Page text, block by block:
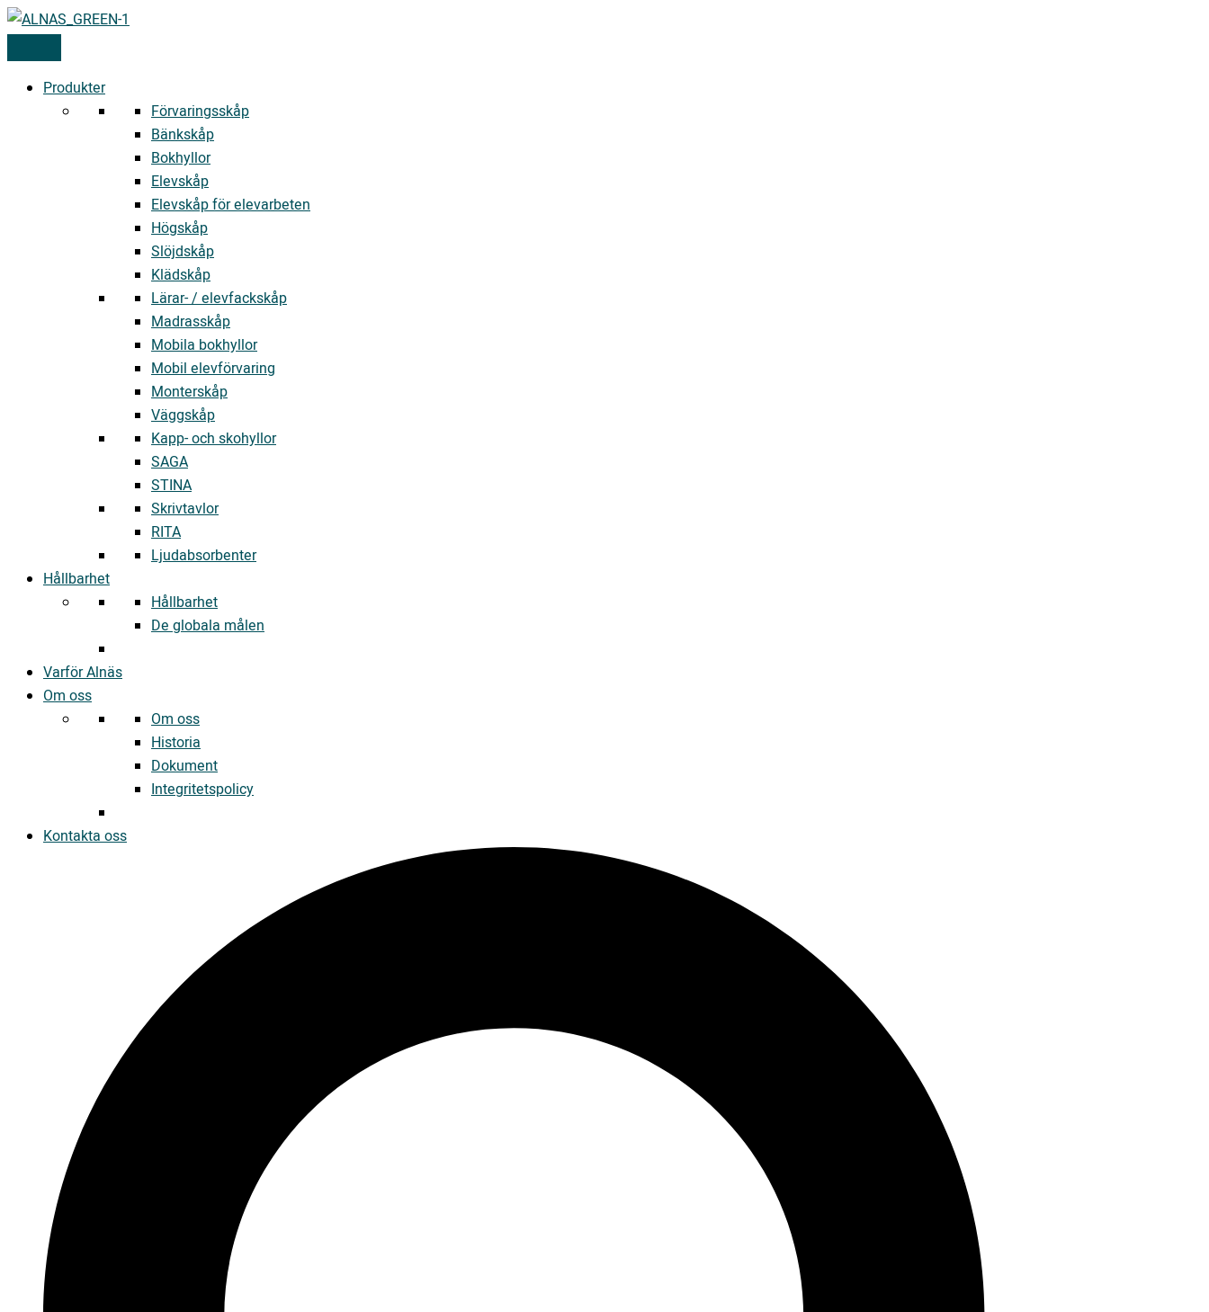
Hoppa
innehåll
Produkter
Förvaringsskåp
Bänkskåp
Bokhyllor
Elevskåp
Elevskåp för elevarbeten
Högskåp
Slöjdskåp
Klädskåp
Lärar- / elevfackskåp
Madrasskåp
Mobila bokhyllor
Mobil elevförvaring
Monterskåp
Väggskåp
Kapp- och skohyllor
SAGA
STINA
Skrivtavlor
RITA
Ljudabsorbenter
Hållbarhet
Hållbarhet
De globala målen
Varför Alnäs
Om oss
Om oss
Historia
Dokument
Integritetspolicy
Kontakta oss